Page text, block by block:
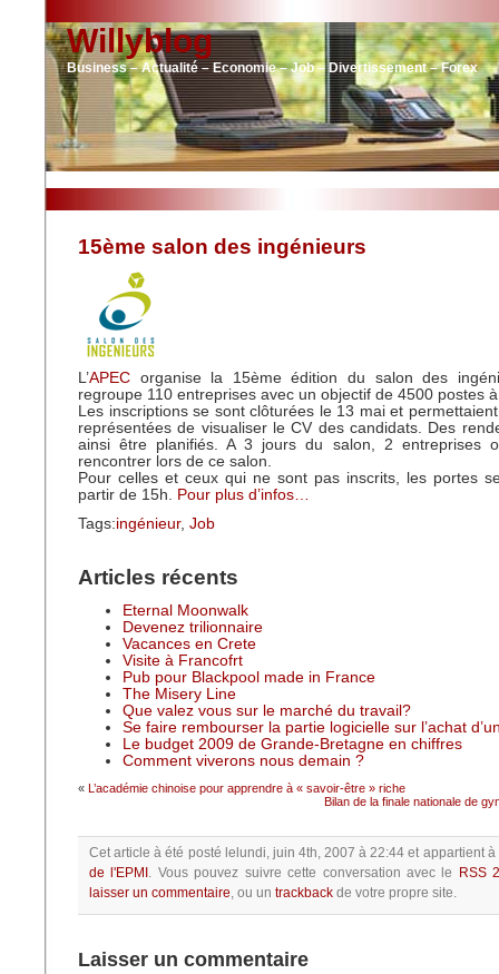
Willyblog
Business – Actualité – Economie – Job – Divertissement – Forex
15ème salon des ingénieurs
L’APEC organise la 15ème édition du salon des
regroupe 110 entreprises avec un objectif de 4500 postes
Les inscriptions se sont clôturées le 13 mai et
représentées de visualiser le CV des candidats. Des
ainsi être planifiés. A 3 jours du salon, 2 entreprises
rencontrer lors de ce salon.
Pour celles et ceux qui ne sont pas inscrits, les portes
partir de 15h. Pour plus d’infos…
Tags:ingénieur, Job
Articles récents
Eternal Moonwalk
Devenez trilionnaire
Vacances en Crete
Visite à Francofrt
Pub pour Blackpool made in France
The Misery Line
Que valez vous sur le marché du travail?
Se faire rembourser la partie logicielle sur l’achat
Le budget 2009 de Grande-Bretagne en chiffres
Comment viverons nous demain ?
« L’académie chinoise pour apprendre à « savoir-être » riche
Bilan de la finale nationale de
Cet article à été posté lelundi, juin 4th, 2007 à 22:44et appartient
de l'EPMI . Vous pouvez suivre cette conversation avec le
RSS
laisser un commentaire, ou un trackback de votre propre site.
Laisser un commentaire